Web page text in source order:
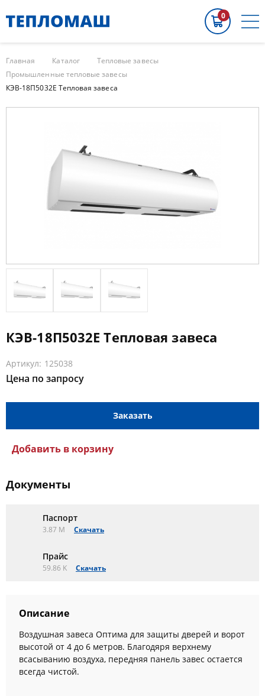
0
Главная Каталог
Тепловые завесы
Промышленные тепловые завесы
КЭВ-18П5032E Тепловая завеса
КЭВ-18П5032E Тепловая завеса
Артикул: 125038
Цена по запросу
Заказать
Добавить в корзину
Документы
Паспорт
3.87 M Скачать
Прайс
59.86 K Скачать
Описание
Воздушная завеса Оптима для защиты дверей и ворот
высотой от 4 до 6 метров. Благодяря верхнему
всасыванию воздуха, передняя панель завес остается
всегда чистой.